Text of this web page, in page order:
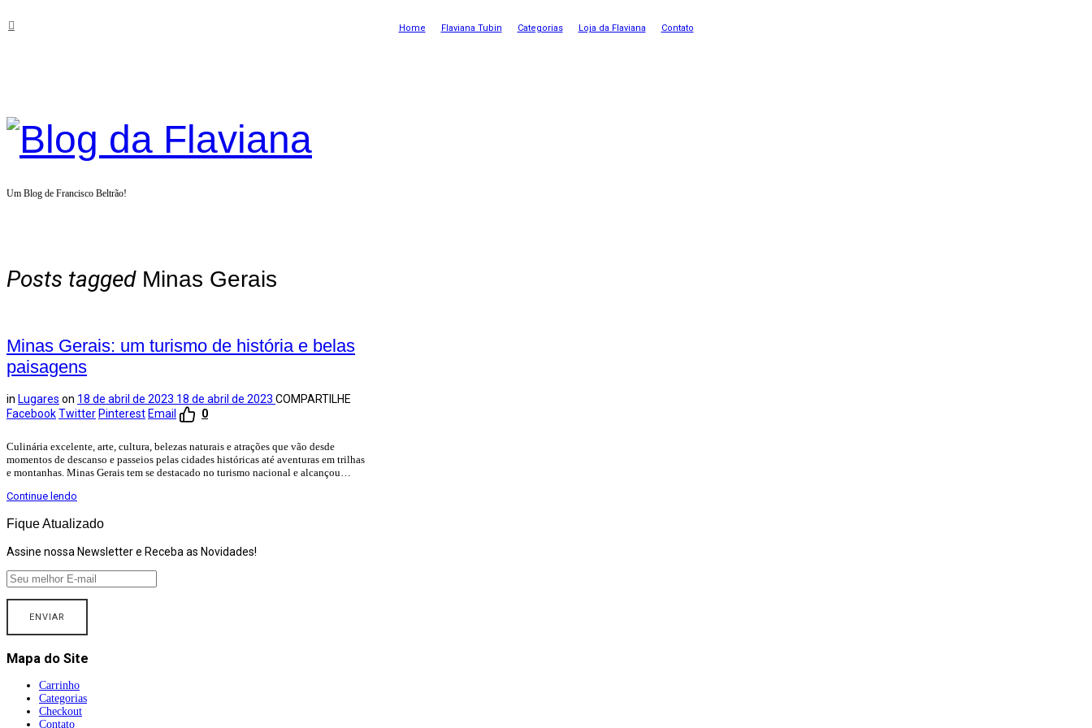
Home Flaviana Tubin Categorias Loja da Flaviana Contato
Blog
da
Um Blog de Francisco Beltrão!
Posts tagged Minas Gerais
Minas Gerais: um turismo de história e belas
paisagens
in Lugares on 18 de abril de 2023 18 de abril de 2023 COMPARTILHE
FacebookTwitter Pinterest Email 0
Culinária excelente, arte, cultura, belezas naturais e atrações que vão desde
momentos de descanso e passeios pelas cidades históricas até aventuras em trilhas
e montanhas. Minas Gerais tem se destacado no turismo nacional e alcançou…
Continue lendo
Fique Atualizado
Assine nossa Newsletter e Receba as Novidades!
Mapa do Site
Carrinho
Categorias
Checkout
Contato